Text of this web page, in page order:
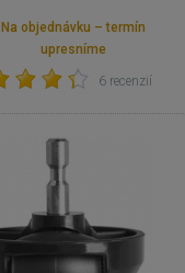
Na objednávku – termín
upresníme
6 recenzií